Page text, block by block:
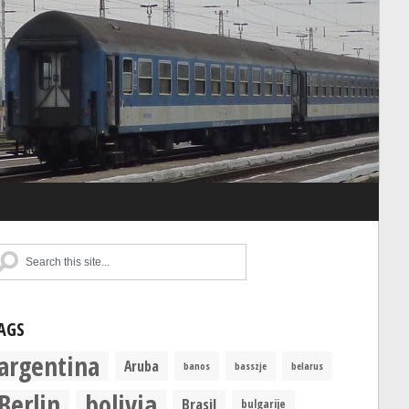
Aruba banos basszje belarus
Brasil bulgarije